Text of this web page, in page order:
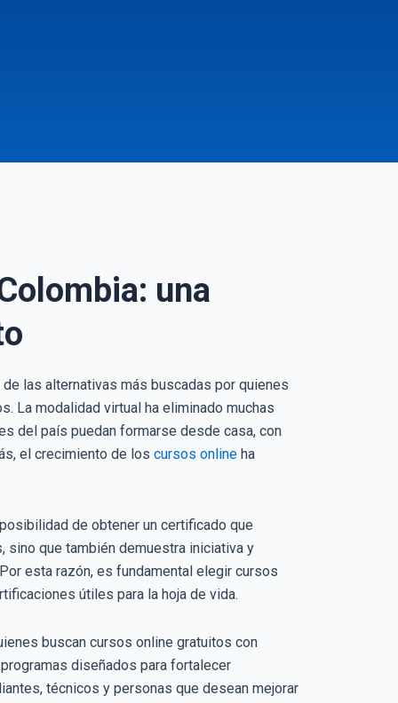
una
las alternativas más buscadas por quienes
La modalidad virtual ha eliminado muchas
del país puedan formarse desde casa, con
el crecimiento de los cursos online ha
de obtener un certificado que
que también demuestra iniciativa y
esta razón, es fundamental elegir cursos
útiles para la hoja de vida.
buscan cursos online gratuitos con
diseñados para fortalecer
técnicos y personas que desean mejorar